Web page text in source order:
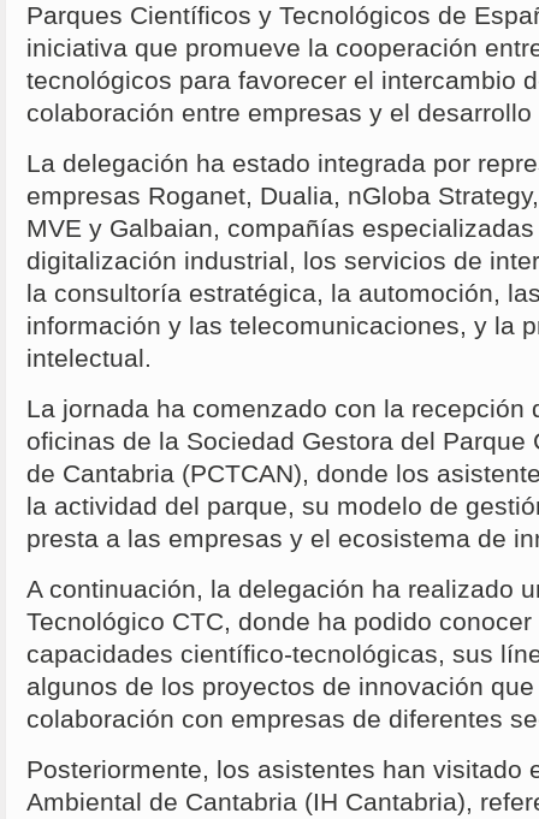
Parques Científicos y Tecnológicos de
iniciativa que promueve la cooperación
tecnológicos para favorecer el intercambio
colaboración entre empresas y el
La delegación ha estado integrada por
empresas Roganet, Dualia, nGloba
MVE y Galbaian, compañías
digitalización industrial, los servicios de
la consultoría estratégica, la automoción,
información y las telecomunicaciones, y la
intelectual.
La jornada ha comenzado con la recepción
oficinas de la Sociedad Gestora del Parque
de Cantabria (PCTCAN), donde los
la actividad del parque, su modelo de
presta a las empresas y el ecosistema de
A continuación, la delegación ha realizado
Tecnológico CTC, donde ha podido
capacidades científico-tecnológicas, sus
algunos de los proyectos de innovación
colaboración con empresas de diferentes
Posteriormente, los asistentes han visitado
Ambiental de Cantabria (IH Cantabria),